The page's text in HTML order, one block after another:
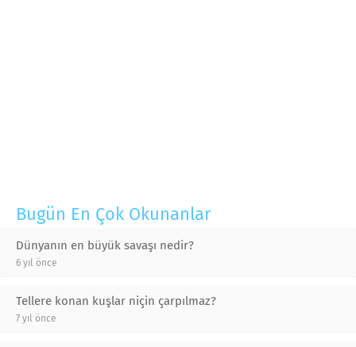
Bugün En Çok Okunanlar
Dünyanın en büyük savaşı nedir?
6 yıl önce
Tellere konan kuşlar niçin çarpılmaz?
7 yıl önce